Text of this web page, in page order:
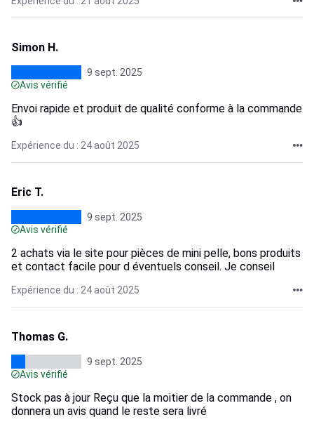
Simon H.
9 sept. 2025
Avis vérifié
Envoi rapide et produit de qualité conforme à la commande
👍
Expérience du : 24 août 2025
Eric T.
9 sept. 2025
Avis vérifié
2 achats via le site pour pièces de mini pelle, bons produits
et contact facile pour d éventuels conseil. Je conseil
Expérience du : 24 août 2025
Thomas G.
9 sept. 2025
Avis vérifié
Stock pas à jour Reçu que la moitier de la commande , on
donnera un avis quand le reste sera livré